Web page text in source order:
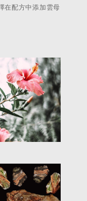
在配方中添加雲母